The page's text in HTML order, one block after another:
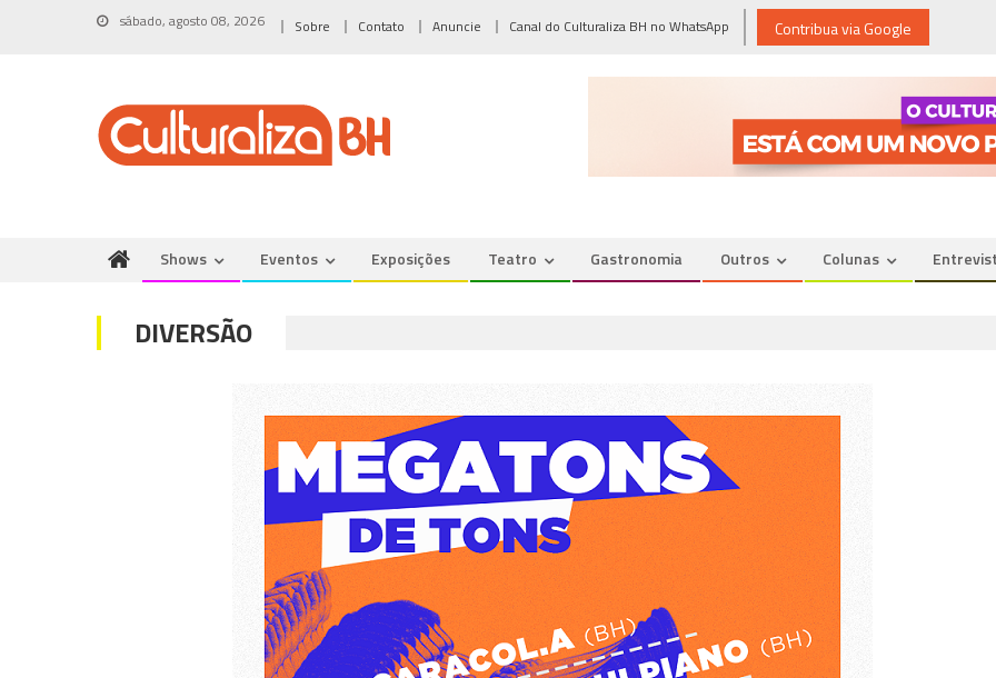
sábado, agosto 08, 2026 Sobre Contato Anuncie Canal do Culturaliza BH no WhatsApp Contribua via Google
Shows Eventos Exposições Teatro Gastronomia Outros Colunas
DIVERSÃO